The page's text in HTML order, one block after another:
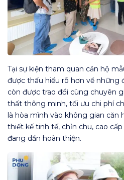
Tại sự kiện tham quan căn hộ
được thấu hiểu rõ hơn về những
còn được trao đổi cùng chuyên
thất thông minh, tối ưu chi phí
là hòa mình vào không gian
thiết kế tinh tế, chỉn chu, cao
đang dần hoàn thiện.